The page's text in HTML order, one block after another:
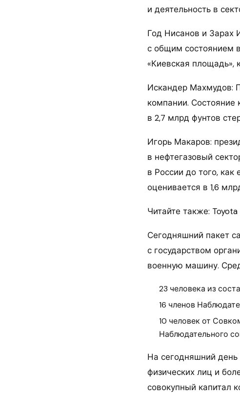
и деятельность в
Год Нисанов и Зарах
с общим состоянием
«Киевская
Искандер Махмудов:
компании. Состояние
в 2,7 млрд фунтов
Игорь Макаров:
в нефтегазовый
в России до того, как
оценивается в 1,6
Читайте также:
Сегодняшний пакет
с государством
военную машину.
23 человека из
16 членов
10 человек от
Наблюдательного
На сегодняшний день
физических лиц и
совокупный капитал